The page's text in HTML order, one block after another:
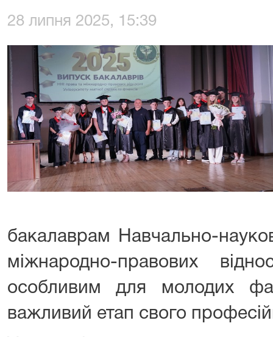
28 липня 2025, 15:39
бакалаврам Навчально-
міжнародно-правових
особливим для молодих
важливий етап свого